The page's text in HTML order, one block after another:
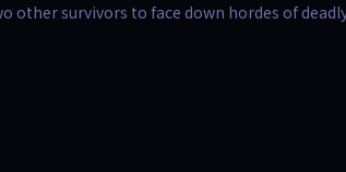
other survivors to face down hordes of